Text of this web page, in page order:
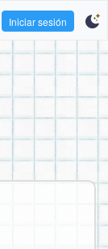
Iniciar sesión